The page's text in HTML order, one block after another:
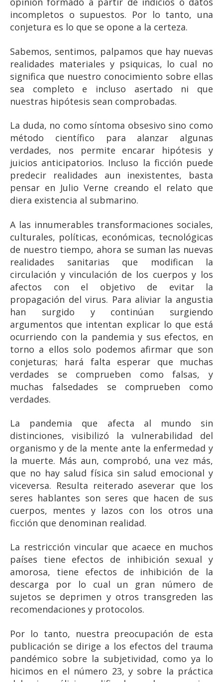
incompletos o supuestos. Por lo tanto, una
conjetura es lo que se opone a la certeza.
Sabemos, sentimos, palpamos que hay nuevas
realidades materiales y psiquicas, lo cual no
significa que nuestro conocimiento sobre ellas
sea completo e incluso asertado ni que
nuestras hipótesis sean comprobadas.
La duda, no como síntoma obsesivo sino como
método científico para alanzar algunas
verdades, nos permite encarar hipótesis y
juicios anticipatorios. Incluso la ficción puede
predecir realidades aun inexistentes, basta
pensar en Julio Verne creando el relato que
diera existencia al submarino.
A las innumerables transformaciones sociales,
culturales, políticas, económicas, tecnológicas
de nuestro tiempo, ahora se suman las nuevas
realidades sanitarias que modifican la
circulación y vinculación de los cuerpos y los
afectos con el objetivo de evitar la
propagación del virus. Para aliviar la angustia
han surgido y continúan surgiendo
argumentos que intentan explicar lo que está
ocurriendo con la pandemia y sus efectos, en
torno a ellos solo podemos afirmar que son
conjeturas; hará falta esperar que muchas
verdades se comprueben como falsas, y
muchas falsedades se comprueben como
verdades.
La pandemia que afecta al mundo sin
distinciones, visibilizó la vulnerabilidad del
organismo y de la mente ante la enfermedad y
la muerte. Más aun, comprobó, una vez más,
que no hay salud física sin salud emocional y
viceversa. Resulta reiterado aseverar que los
seres hablantes son seres que hacen de sus
cuerpos, mentes y lazos con los otros una
ficción que denominan realidad.
La restricción vincular que acaece en muchos
países tiene efectos de inhibición sexual y
amorosa, tiene efectos de inhibición de la
descarga por lo cual un gran número de
sujetos se deprimen y otros transgreden las
recomendaciones y protocolos.
Por lo tanto, nuestra preocupación de esta
publicación se dirige a los efectos del trauma
pandémico sobre la subjetividad, como ya lo
hicimos en el número 23, y sobre la práctica